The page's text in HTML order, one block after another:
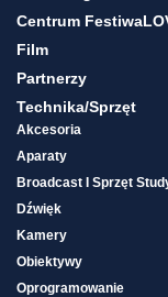
Centrum
Film
Partnerzy
Technika/sprzęt
Akcesoria
Aparaty
Broadcast I Sprzęt
Dźwięk
Kamery
Obiektywy
Oprogramowanie